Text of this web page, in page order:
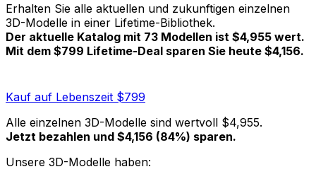
Erhalten Sie alle aktuellen und zukunftigen einzelnen
3D-Modelle in einer Lifetime-Bibliothek.
Der aktuelle Katalog mit 73 Modellen ist $4,955 wert.
Mit dem $799 Lifetime-Deal sparen Sie heute $4,156.
Kauf auf Lebenszeit $799
Alle einzelnen 3D-Modelle sind wertvoll $4,955.
Jetzt bezahlen und $4,156 (84%) sparen.
Unsere 3D-Modelle haben: